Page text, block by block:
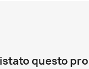
questo